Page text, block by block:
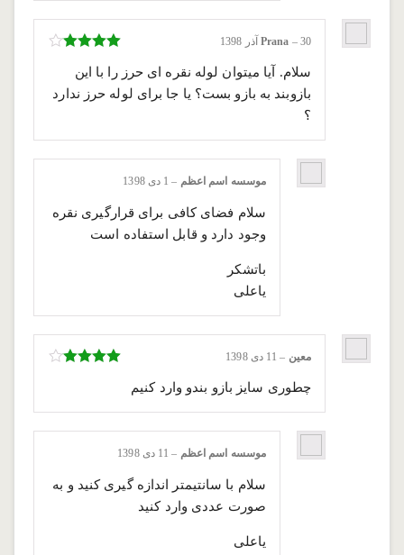
5
Prana – 30 آذر 1398
سلام. آیا میتوان لوله نقره ای حرز را با این
بازوبند به بازو بست؟ یا جا برای لوله حرز ندارد
؟
موسسه اسم اعظم – 1 دی 1398
سلام فضای کافی برای قرارگیری نقره
وجود دارد و قابل استفاده است
باتشکر
یاعلی
معین – 11 دی 1398
چطوری سایز بازو بندو وارد کنیم
موسسه اسم اعظم – 11 دی 1398
سلام با سانتیمتر اندازه گیری کنید و به
صورت عددی وارد کنید
یاعلی